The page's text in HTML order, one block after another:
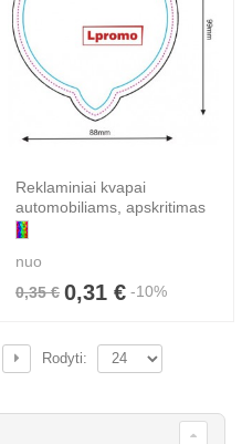
Reklaminiai kvapai
automobiliams, apskritimas
nuo
0,35 € 0,31 € -10%
Rodyti: